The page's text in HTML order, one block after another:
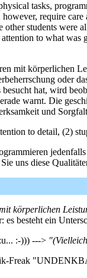
tasks,
require
students were
to what
mit körperlichen
oder
hat, wird
warnt. Die
und
to detail, (2)
uns diese
körperlichen
besteht ein
:-))) --->
Freak